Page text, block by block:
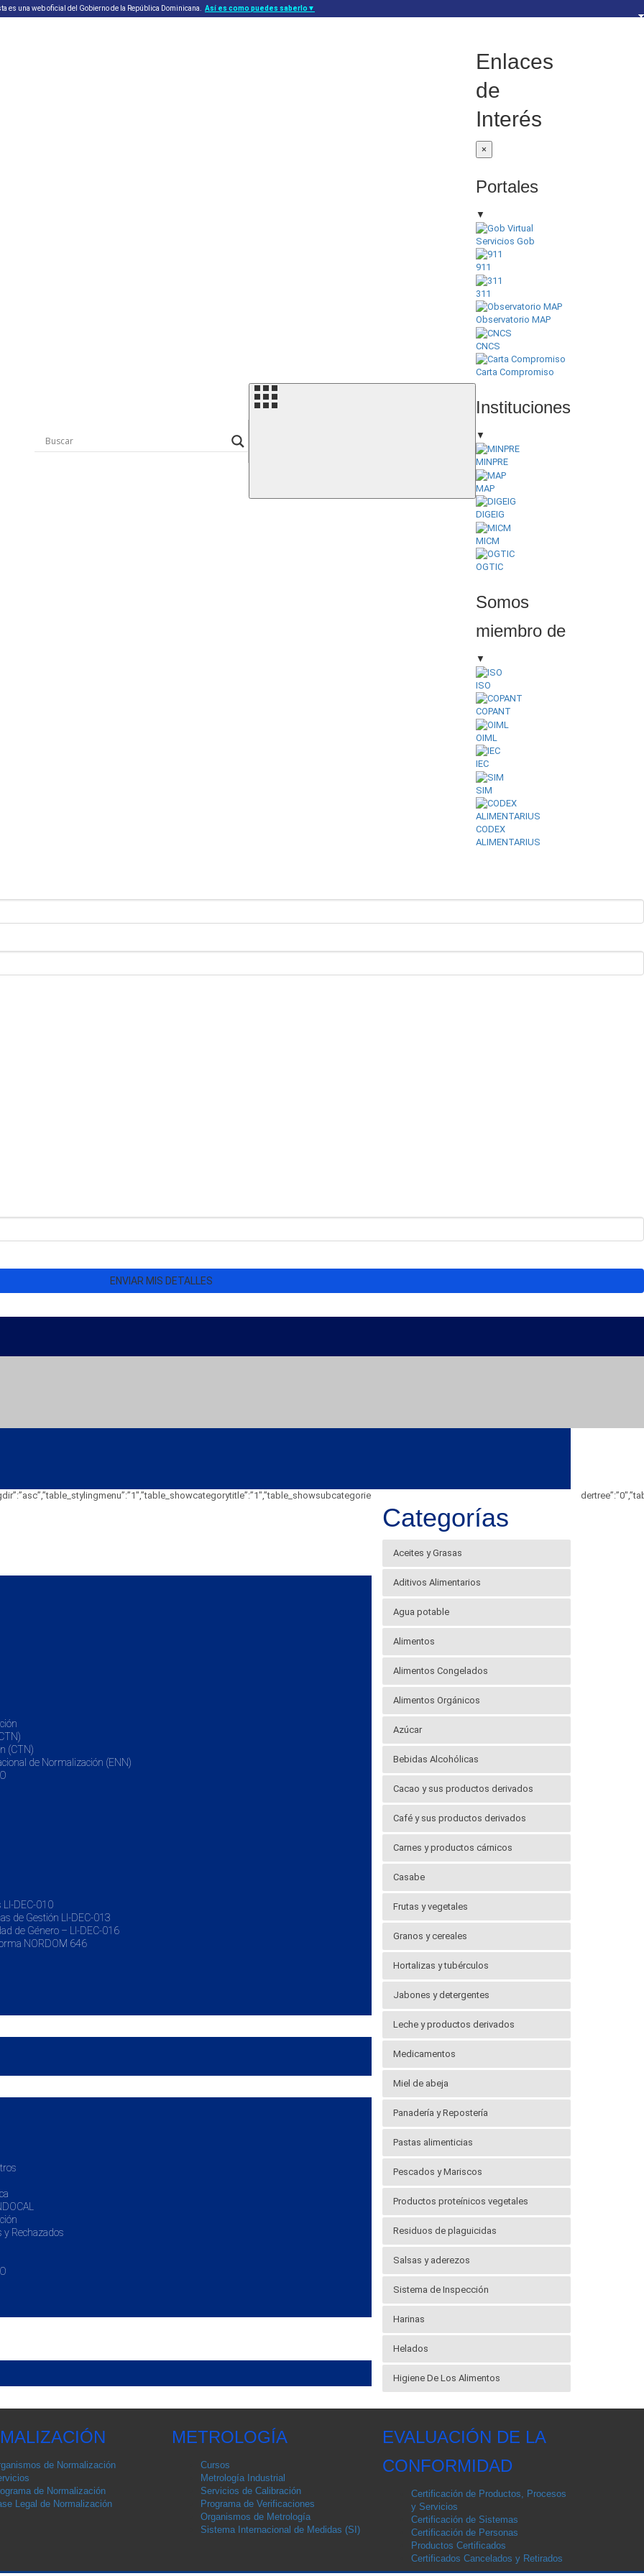
es una web oficial del Gobierno de la República Dominicana. Así es como puedes saberlo ▼
utilizan .gob.do o .gov.do
Los sitios web oficiales .gob.do o .gov.do seguros
Enlaces
de
Interés
×
Portales
▼
Servicios Gob
911
311
Observatorio MAP
CNCS
Carta Compromiso
Instituciones
▼
MINPRE
MAP
DIGEIG
MICM
OGTIC
Somos
miembro de
▼
ISO
COPANT
OIML
IEC
SIM
CODEX
ALIMENTARIUS
(CTN)
de Normalización (ENN)
LI-DEC-010
de Gestión LI-DEC-013
de Género – LI-DEC-016
NORDOM 646
Rechazados
Categorías
Aceites y Grasas
Aditivos Alimentarios
Agua potable
Alimentos
Alimentos Congelados
Alimentos Orgánicos
Azúcar
Bebidas Alcohólicas
Cacao y sus productos derivados
Café y sus productos derivados
Carnes y productos cárnicos
Casabe
Frutas y vegetales
Granos y cereales
Hortalizas y tubérculos
Jabones y detergentes
Leche y productos derivados
Medicamentos
Miel de abeja
Panadería y Repostería
Pastas alimenticias
Pescados y Mariscos
Productos proteínicos vegetales
Residuos de plaguicidas
Salsas y aderezos
Sistema de Inspección
Harinas
Helados
Higiene De Los Alimentos
de Normalización
de Normalización
Legal de Normalización
METROLOGÍA
Cursos
Metrología Industrial
Servicios de Calibración
Programa de Verificaciones
Organismos de Metrología
Sistema Internacional de Medidas (SI)
EVALUACIÓN DE LA
CONFORMIDAD
Certificación de Productos, Procesos
y Servicios
Certificación de Sistemas
Certificación de Personas
Productos Certificados
Certificados Cancelados y Retirados